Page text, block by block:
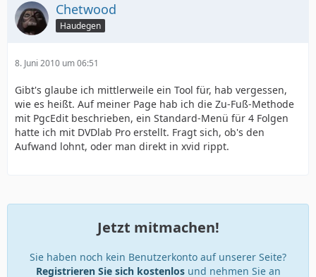
Chetwood
Haudegen
8. Juni 2010 um 06:51
Gibt's glaube ich mittlerweile ein Tool für, hab vergessen,
wie es heißt. Auf meiner Page hab ich die Zu-Fuß-Methode
mit PgcEdit beschrieben, ein Standard-Menü für 4 Folgen
hatte ich mit DVDlab Pro erstellt. Fragt sich, ob's den
Aufwand lohnt, oder man direkt in xvid rippt.
Jetzt mitmachen!
Sie haben noch kein Benutzerkonto auf unserer Seite?
Registrieren Sie sich kostenlosund nehmen Sie an